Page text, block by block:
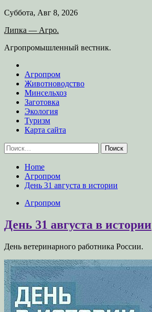
Skip
content
Суббота, Авг 8, 2026
Липка — Агро.
Агропромышленный вестник.
Агропром
Животноводство
Минсельхоз
Заготовка
Экология
Туризм
Карта сайта
Найти:
Home
Агропром
День 31 августа в истории
Агропром
День 31 августа в истории
День ветеринарного работника России.